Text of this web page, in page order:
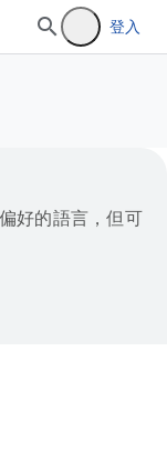
登入
好的語言，但可